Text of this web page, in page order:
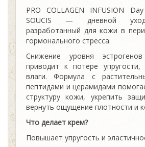
PRO COLLAGEN INFUSION
SOUCIS — дневной
разработанный для кожи в
гормонального стресса.
Снижение уровня
приводит к потере упругости,
влаги. Формула с
пептидами и церамидами
структуру кожи, укрепить
вернуть ощущение плотности и
Что делает крем?
Повышает упругость и